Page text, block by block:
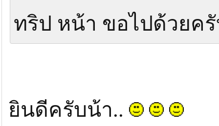
ทริป หน้า ขอไปด้วยค
ยินดีครับน้า..